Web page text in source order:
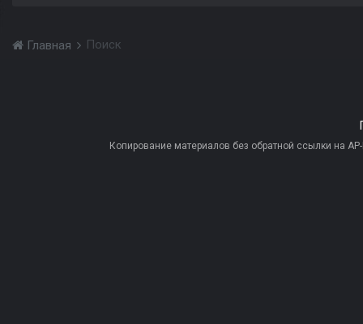
Главная Поиск
Копирование материалов без обратной ссылки на